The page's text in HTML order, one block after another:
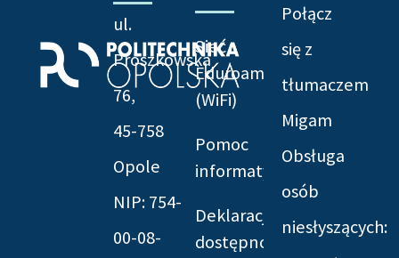
ul.
Prószkowska
76,
45-758
Opole
NIP: 754-
00-08-
Sieć
Eduroam
(WiFi)
Pomoc
informatyczna
Deklaracja
dostępności
Połącz
się z
tłumaczem
Migam
Obsługa
osób
niesłyszących: